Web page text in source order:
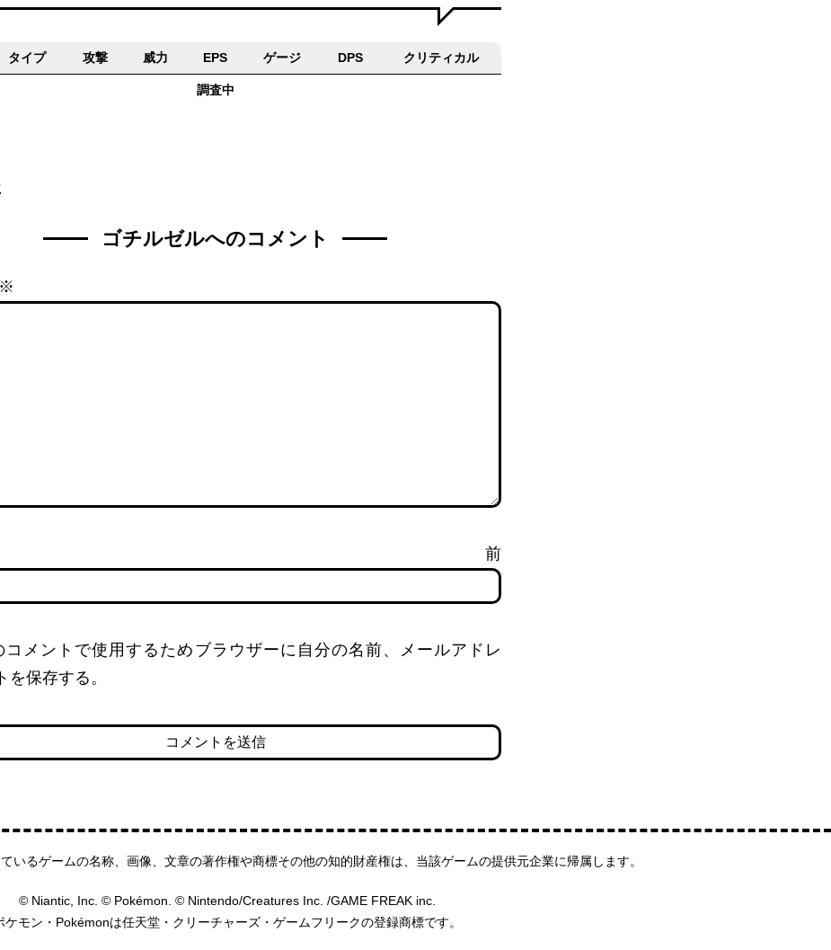
タイプ 攻撃 威力 EPS ゲージ DPS クリティカル
調査中
ゴチルゼルへのコメント
※
前
コメントで使用するためブラウザーに自分の名前、メールアドレ
を保存する。
いるゲームの名称、画像、文章の著作権や商標その他の知的財産権は、当該ゲームの提供元企業に帰属します。
© Niantic, Inc. © Pokémon. © Nintendo/Creatures Inc. /GAME FREAK inc.
ケモン・Pokémonは任天堂・クリーチャーズ・ゲームフリークの登録商標です。